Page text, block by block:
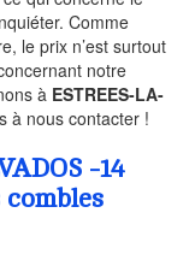
Comme
le prix n’est surtout
notre
à ESTREES-LA-
à nous contacter !
-14
combles